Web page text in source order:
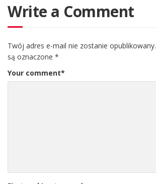
Write a Comment
Twój adres e-mail nie zostanie opublikowany.
są oznaczone *
Your comment*